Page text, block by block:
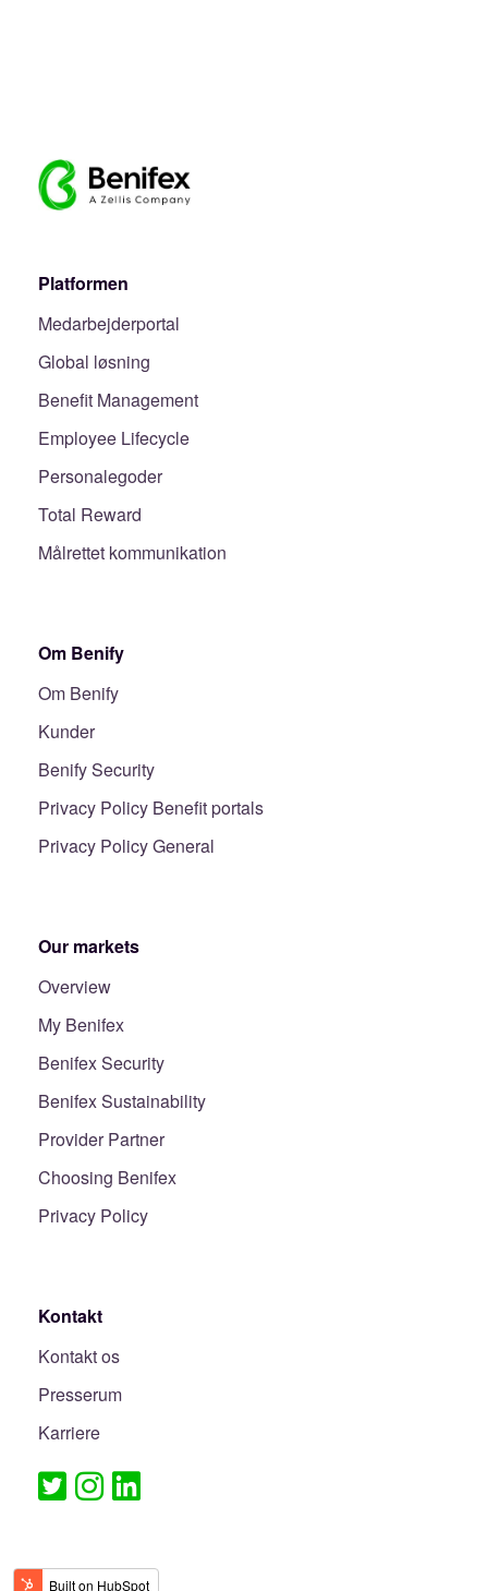
Platformen
Medarbejderportal
Global løsning
Benefit Management
Employee Lifecycle
Personalegoder
Total Reward
Målrettet kommunikation
Om Benify
Om Benify
Kunder
Benify Security
Privacy Policy Benefit portals
Privacy Policy General
Our markets
Overview
My Benifex
Benifex Security
Benifex Sustainability
Provider Partner
Choosing Benifex
Privacy Policy
Kontakt
Kontakt os
Presserum
Karriere